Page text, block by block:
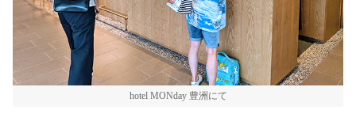
hotel MONday 豊洲にて